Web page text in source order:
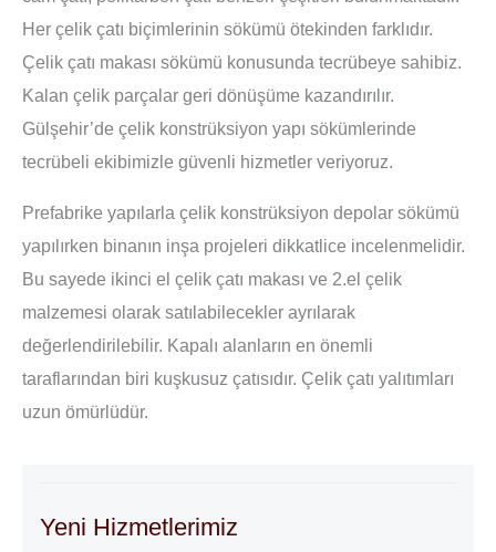
Her çelik çatı biçimlerinin sökümü ötekinden farklıdır.
Çelik çatı makası sökümü konusunda tecrübeye sahibiz.
Kalan çelik parçalar geri dönüşüme kazandırılır.
Gülşehir’de çelik konstrüksiyon yapı sökümlerinde
tecrübeli ekibimizle güvenli hizmetler veriyoruz.
Prefabrike yapılarla çelik konstrüksiyon depolar sökümü
yapılırken binanın inşa projeleri dikkatlice incelenmelidir.
Bu sayede ikinci el çelik çatı makası ve 2.el çelik
malzemesi olarak satılabilecekler ayrılarak
değerlendirilebilir. Kapalı alanların en önemli
taraflarından biri kuşkusuz çatısıdır. Çelik çatı yalıtımları
uzun ömürlüdür.
Yeni Hizmetlerimiz